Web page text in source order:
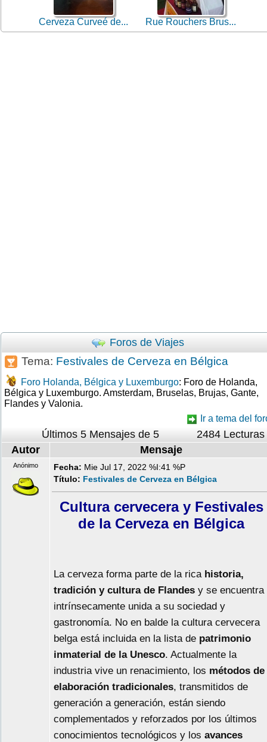
Cerveza Curveé de... Rue Rouchers Brus...
Foros de Viajes
Tema: Festivales de Cerveza en Bélgica
Foro Holanda, Bélgica y Luxemburgo: Foro de Holanda,
Bélgica y Luxemburgo. Amsterdam, Bruselas, Brujas, Gante,
Flandes y Valonia.
Ir a tema del
Últimos 5 Mensajes de 5
2484 Lecturas
Autor
Mensaje
Anónimo Fecha: Mie Jul 17, 2022 %I:41 %P
Título: Festivales de Cerveza en Bélgica
Cultura cervecera y Festivales
de la Cerveza en Bélgica
La cerveza forma parte de la rica historia,
tradición y cultura de Flandes y se encuentra
intrínsecamente unida a su sociedad y
gastronomía. No en balde la cultura cervecera
belga está incluida en la lista de patrimonio
inmaterial de la Unesco. Actualmente la
industria vive un renacimiento, los métodos de
elaboración tradicionales, transmitidos de
generación a generación, están siendo
complementados y reforzados por los últimos
conocimientos tecnológicos y los avances